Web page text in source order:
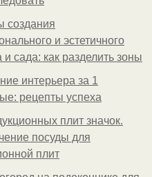
создания
и эстетичного
и сада: как разделить зоны
интерьера за 1
рецепты успеха
плит значок.
посуды для
плит